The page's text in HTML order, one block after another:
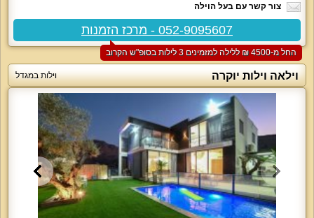
צור קשר עם בעל הוילה
052-9095607 - מרכז הזמנות
החל מ-‏4500 ₪ ללילה למזמינים 3 לילות בסופ"ש הקרוב
וילאה וילות יוקרה וילות במגדל